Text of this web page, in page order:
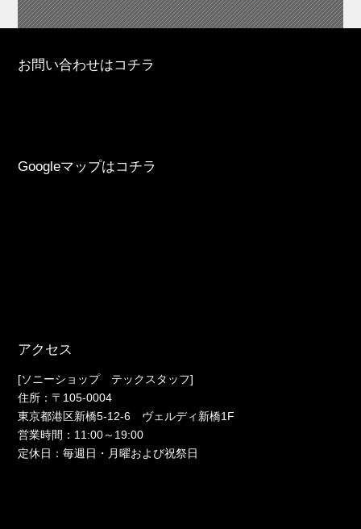
お問い合わせはコチラ
Googleマップはコチラ
アクセス
[ソニーショップ テックスタッフ]
住所：〒105-0004
東京都港区新橋5-12-6 ヴェルディ新橋1F
営業時間：11:00～19:00
定休日：毎週日・月曜および祝祭日